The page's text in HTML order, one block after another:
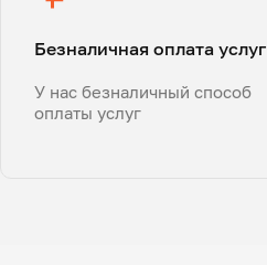
Безналичная оплата услуг
У нас безналичный способ
оплаты услуг